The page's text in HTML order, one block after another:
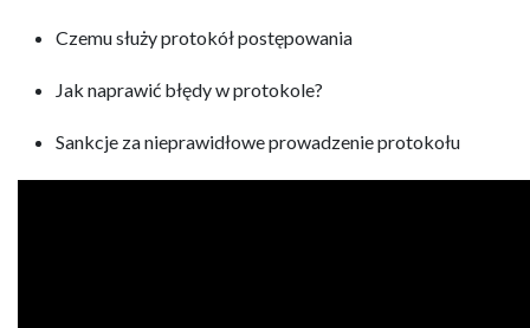
Czemu służy protokół postępowania
Jak naprawić błędy w protokole?
Sankcje za nieprawidłowe prowadzenie protokołu